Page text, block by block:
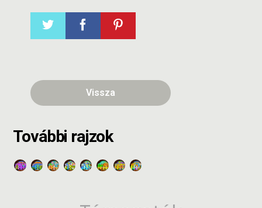
Vissza
További rajzok